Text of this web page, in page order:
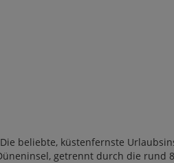
beliebte, küstenfernste
getrennt durch die rund